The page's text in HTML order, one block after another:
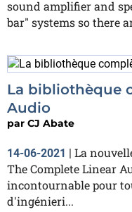
sound amplifier and
bar" systems so there
La bibliothèque
Audio
par CJ Abate
14-06-2021 | La
The Complete Linear
incontournable pour
d'ingénieri...